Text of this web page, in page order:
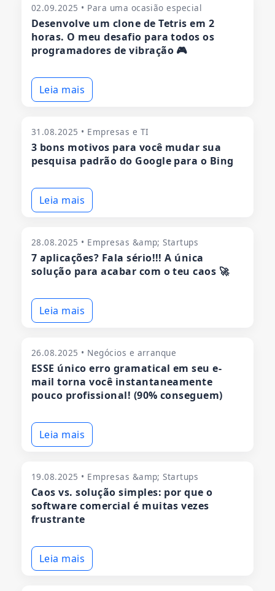
02.09.2025 • Para uma ocasião especial
Desenvolve um clone de Tetris em 2
horas. O meu desafio para todos os
programadores de vibração 🎮
Leia mais
31.08.2025 • Empresas e TI
3 bons motivos para você mudar sua
pesquisa padrão do Google para o Bing
Leia mais
28.08.2025 • Empresas &amp; Startups
7 aplicações? Fala sério!!! A única
solução para acabar com o teu caos 🚀
Leia mais
26.08.2025 • Negócios e arranque
ESSE único erro gramatical em seu e-
mail torna você instantaneamente
pouco profissional! (90% conseguem)
Leia mais
19.08.2025 • Empresas &amp; Startups
Caos vs. solução simples: por que o
software comercial é muitas vezes
frustrante
Leia mais